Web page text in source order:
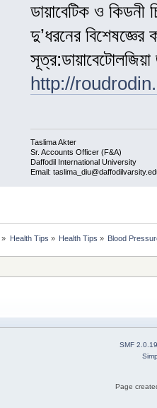
ডায়াবেটিক ও
দু’ধরনের
সূত্র:ডায়াবেটোলজিয়া
http://
Taslima Akter
Sr. Accounts Officer (F&A)
Daffodil International University
Email:
» Health Tips » Health Tips » Blood
SMF 2.0.19
Page